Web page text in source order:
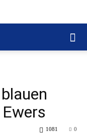
0
1081